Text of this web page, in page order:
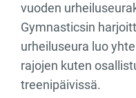
vuoden
Gymnasticsin
urheiluseura luo
rajojen kuten
treenipäivissä.